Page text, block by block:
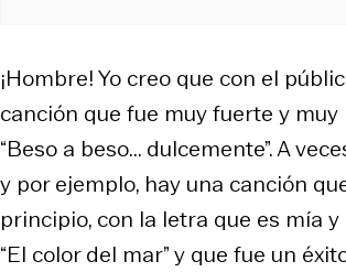
¡Hombre! Yo creo que con el
canción que fue muy fuerte y muy
“Beso a beso... dulcemente”. A
y por ejemplo, hay una canción
principio, con la letra que es mía
“El color del mar” y que fue un